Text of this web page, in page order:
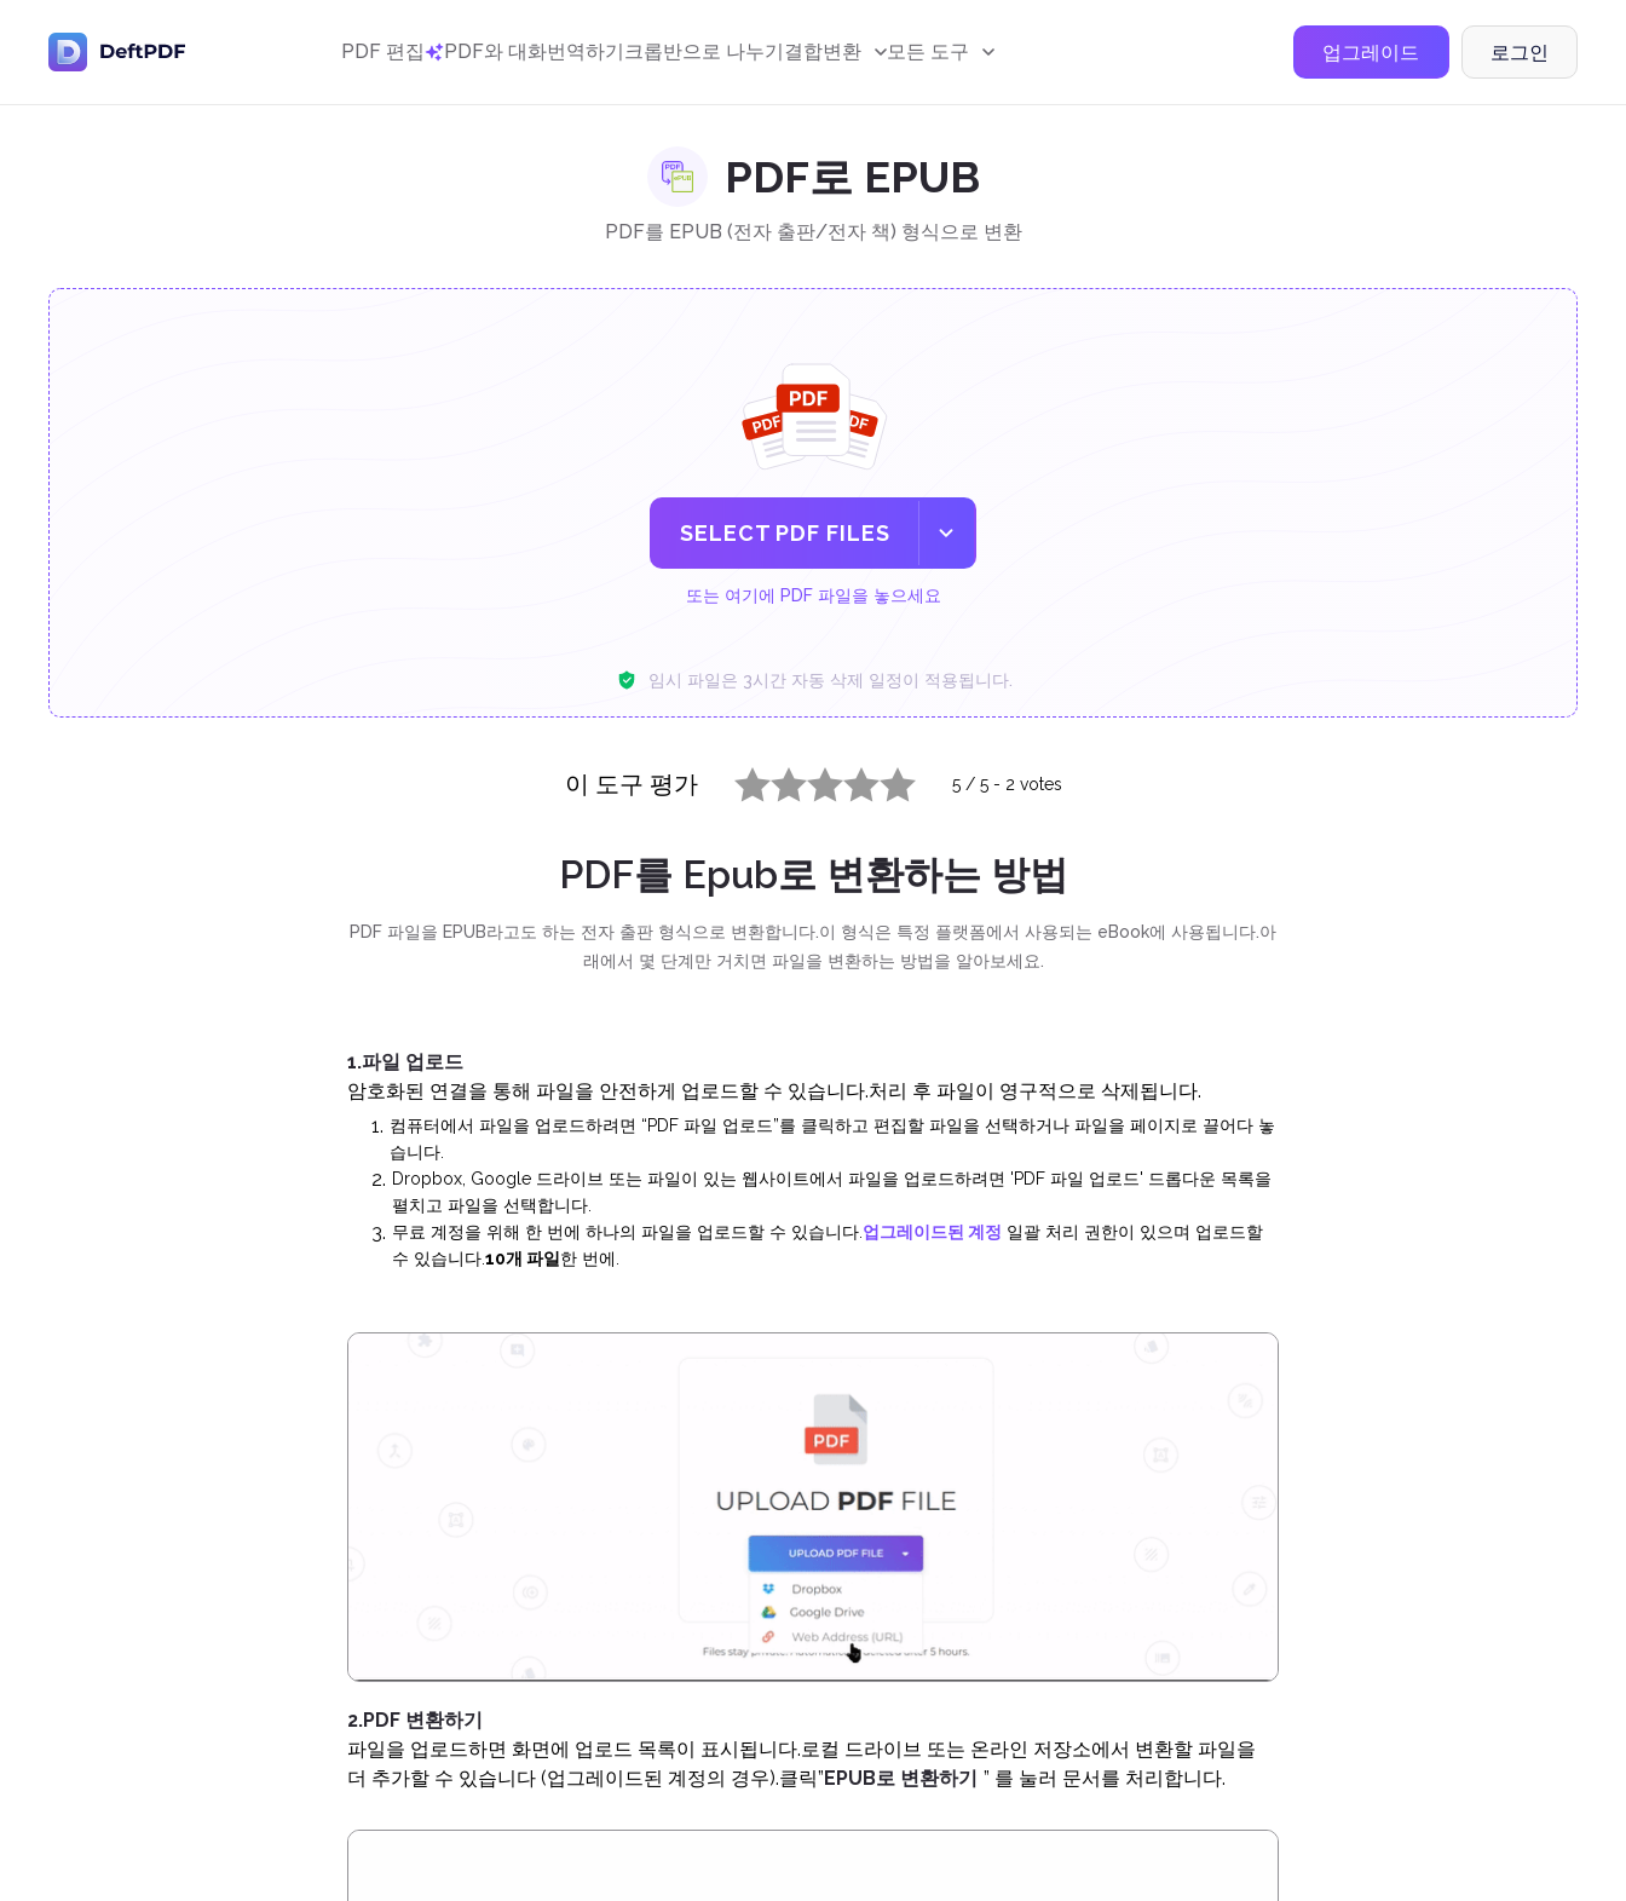
PDF 편집 PDF와 대화번역하기크롭반으로 나누기결합변환 모든 도구 업그레이드 로그인
PDF로 EPUB
PDF를 EPUB (전자 출판/전자 책) 형식으로 변환
SELECT PDF FILES
또는 여기에 PDF 파일을 놓으세요
임시 파일은 3시간 자동 삭제 일정이 적용됩니다.
이 도구 평가 5/ 5- 2 votes
PDF를 Epub로 변환하는 방법
PDF 파일을 EPUB라고도 하는 전자 출판 형식으로 변환합니다.이 형식은 특정 플랫폼에서 사용되는 eBook에 사용됩니다.아
래에서 몇 단계만 거치면 파일을 변환하는 방법을 알아보세요.
1.파일 업로드
암호화된 연결을 통해 파일을 안전하게 업로드할 수 있습니다.처리 후 파일이 영구적으로 삭제됩니다.
컴퓨터에서 파일을 업로드하려면 “PDF 파일 업로드”를 클릭하고 편집할 파일을 선택하거나 파일을 페이지로 끌어다 놓
습니다.
Dropbox, Google 드라이브 또는 파일이 있는 웹사이트에서 파일을 업로드하려면 'PDF 파일 업로드' 드롭다운 목록을
펼치고 파일을 선택합니다.
무료 계정을 위해 한 번에 하나의 파일을 업로드할 수 있습니다. 업그레이드된 계정 일괄 처리 권한이 있으며 업로드할
수 있습니다.10개 파일 한 번에.
2.PDF 변환하기
파일을 업로드하면 화면에 업로드 목록이 표시됩니다.로컬 드라이브 또는 온라인 저장소에서 변환할 파일을
더 추가할 수 있습니다 (업그레이드된 계정의 경우).클릭”EPUB로 변환하기 ” 를 눌러 문서를 처리합니다.